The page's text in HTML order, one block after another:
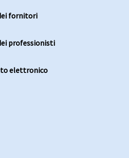
fornitori
professionisti
elettronico